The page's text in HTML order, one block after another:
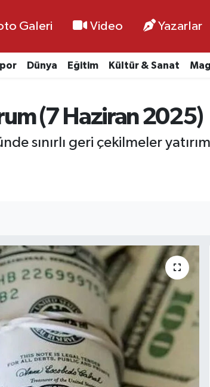
Galeri Video Yazarlar
Dünya Eğitim Kültür & Sanat
(7 Haziran 2025)
sınırlı geri çekilmeler